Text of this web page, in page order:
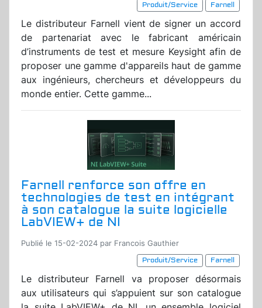
Produit/Service Farnell
Le distributeur Farnell vient de signer un accord
de partenariat avec le fabricant américain
d’instruments de test et mesure Keysight afin de
proposer une gamme d'appareils haut de gamme
aux ingénieurs, chercheurs et développeurs du
monde entier. Cette gamme...
Farnell renforce son offre en
technologies de test en intégrant
à son catalogue la suite logicielle
LabVIEW+ de NI
Publié le 15-02-2024 par Francois Gauthier
Produit/Service
Farnell
Le distributeur Farnell va proposer désormais
aux utilisateurs qui s’appuient sur son catalogue